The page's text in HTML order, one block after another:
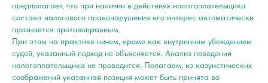
предполагает, что при наличии в действиях налогоплательщика
состава налогового правонарушения его интерес автоматически
признается противоправным.
При этом на практике ничем, кроме как внутренним убеждением
судей, указанный подход не объясняется. Анализ поведения
налогоплательщика не проводится. Полагаем, из казуистических
соображений указанная позиция может быть принята во